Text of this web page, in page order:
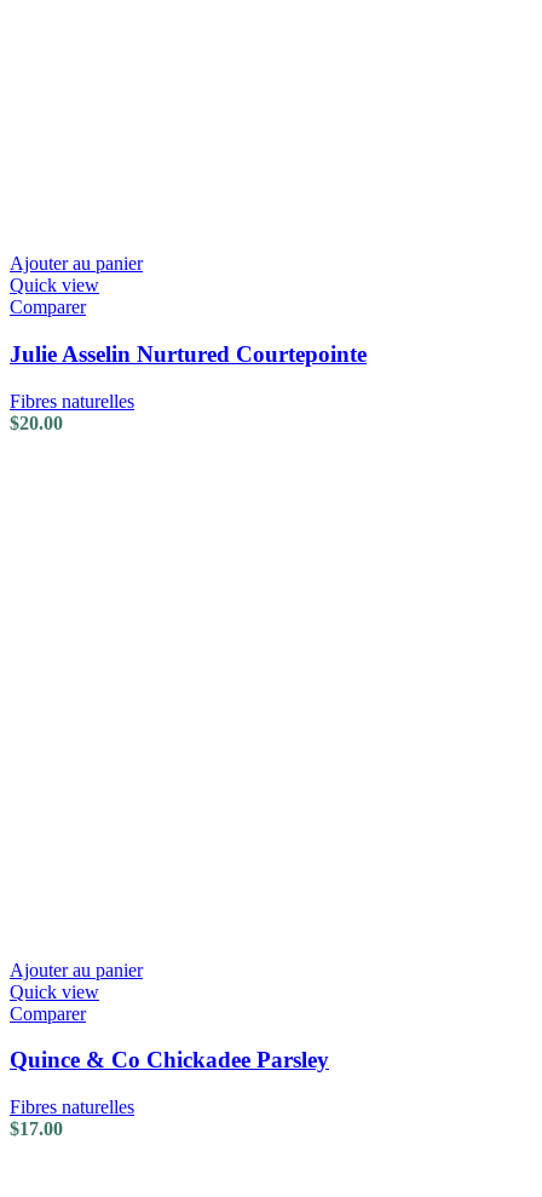
Ajouter au panier
Quick view
Comparer
Julie Asselin Nurtured Courtepointe
Fibres naturelles
$20.00
Ajouter au panier
Quick view
Comparer
Quince & Co Chickadee Parsley
Fibres naturelles
$17.00